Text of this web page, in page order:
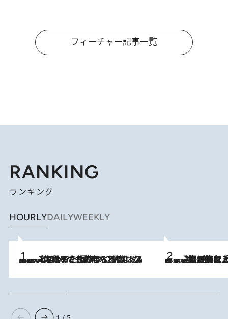
フィーチャー記事一覧
RANKING
ランキング
HOURLYDAILYWEEKLY
2026.8.5
【阿川佐和子さんの年とる力】なぜ70代で始めた趣味は“こんなに楽しい”のか？ ピアノ、俳句…スランプに陥っても続けられる“ある秘訣”とは 2026.8.5
【なぜ吉沢亮は「気配を消せる」のか？】興行収入208億の『国宝』を経て挑むミュージカル『ディア・エヴァン・ハンセン』。トップ俳優が舞台上でさらけ出した“孤独”とは